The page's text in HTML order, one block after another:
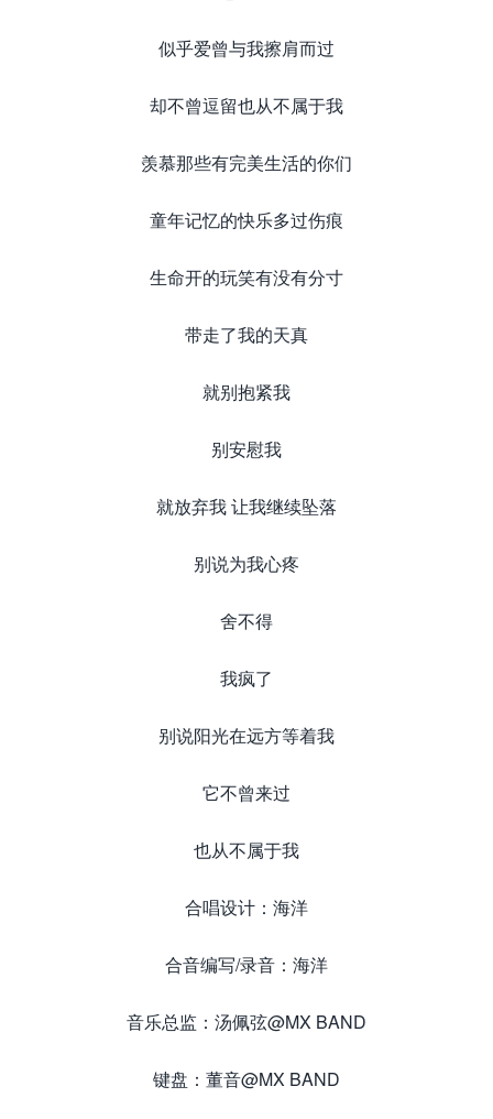
似乎爱曾与我擦肩而过
却不曾逗留也从不属于我
羡慕那些有完美生活的你们
童年记忆的快乐多过伤痕
生命开的玩笑有没有分寸
带走了我的天真
就别抱紧我
别安慰我
就放弃我 让我继续坠落
别说为我心疼
舍不得
我疯了
别说阳光在远方等着我
它不曾来过
也从不属于我
合唱设计：海洋
合音编写/录音：海洋
音乐总监：汤佩弦@MX BAND
键盘：董音@MX BAND